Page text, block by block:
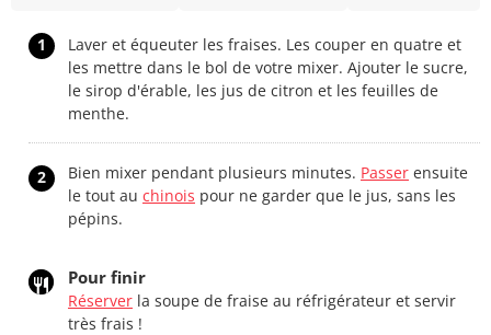
1
Laver et équeuter les fraises. Les couper en quatre et
les mettre dans le bol de votre mixer. Ajouter le sucre,
le sirop d'érable, les jus de citron et les feuilles de
menthe.
2 Bien mixer pendant plusieurs minutes. Passer ensuite
le tout au chinois pour ne garder que le jus, sans les
pépins.
Pour finir
Réserver la soupe de fraise au réfrigérateur et servir
très frais !